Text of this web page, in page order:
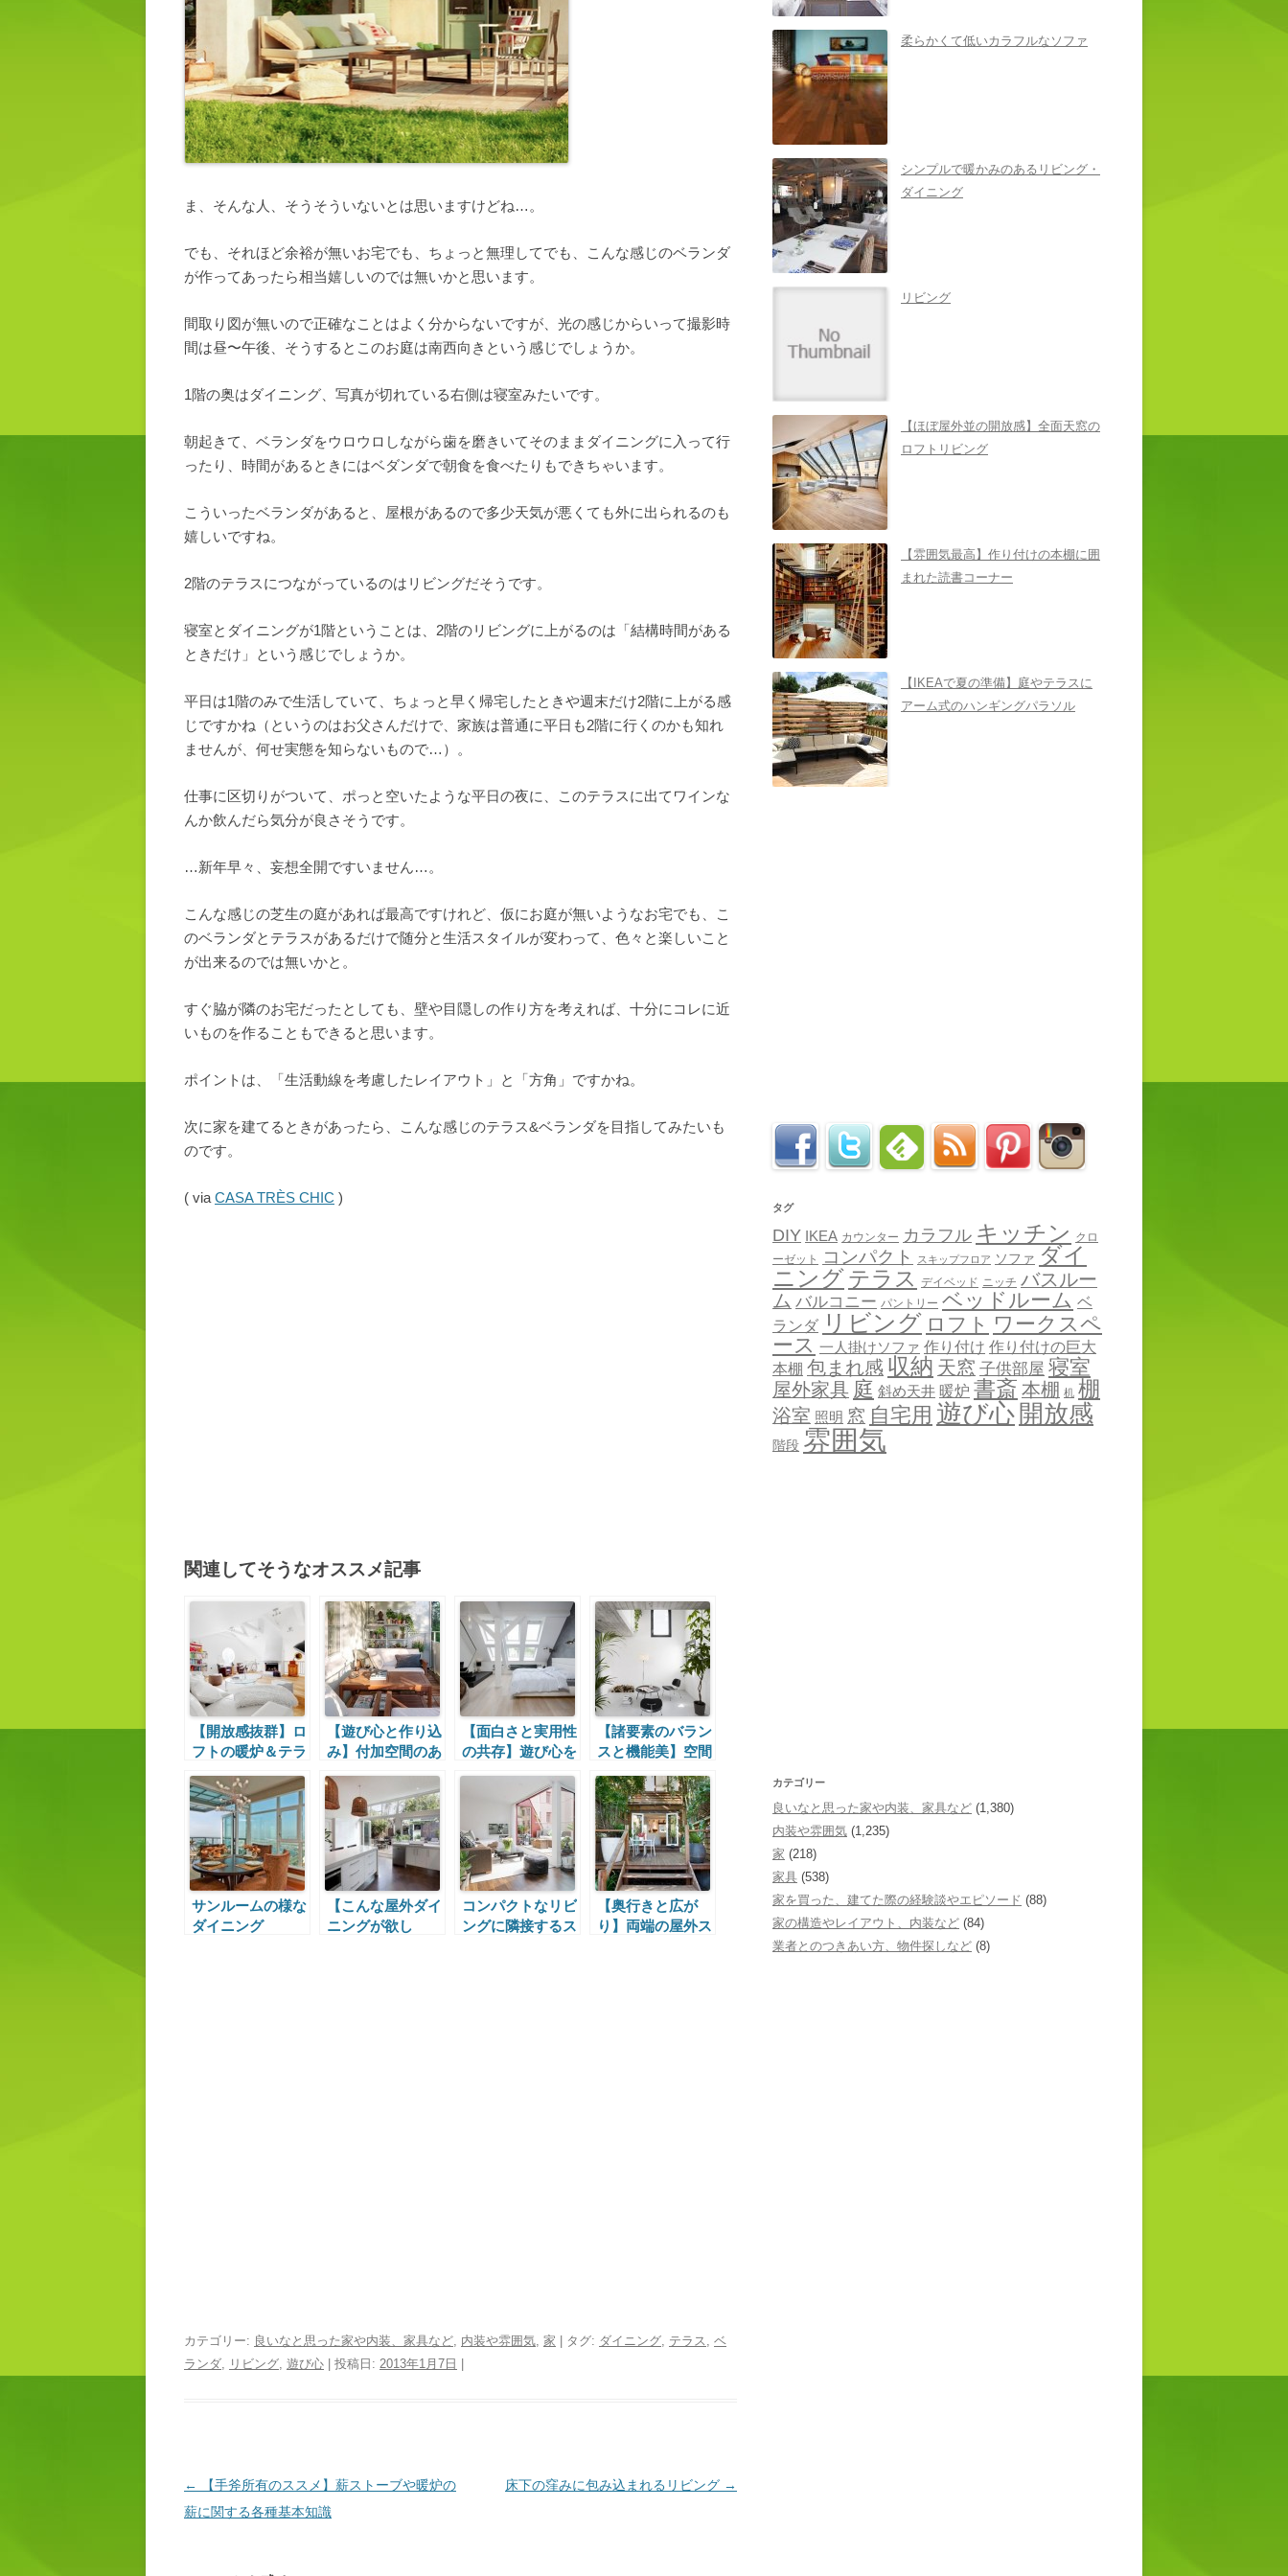
ま、そんな人、そうそういないとは思いますけどね…。
でも、それほど余裕が無いお宅でも、ちょっと無理してでも、こんな感じのベランダ
が作ってあったら相当嬉しいのでは無いかと思います。
間取り図が無いので正確なことはよく分からないですが、光の感じからいって撮影時
間は昼〜午後、そうするとこのお庭は南西向きという感じでしょうか。
1階の奥はダイニング、写真が切れている右側は寝室みたいです。
朝起きて、ベランダをウロウロしながら歯を磨きいてそのままダイニングに入って行
ったり、時間があるときにはベダンダで朝食を食べたりもできちゃいます。
こういったベランダがあると、屋根があるので多少天気が悪くても外に出られるのも
嬉しいですね。
2階のテラスにつながっているのはリビングだそうです。
寝室とダイニングが1階ということは、2階のリビングに上がるのは「結構時間がある
ときだけ」という感じでしょうか。
平日は1階のみで生活していて、ちょっと早く帰宅したときや週末だけ2階に上がる感
じですかね（というのはお父さんだけで、家族は普通に平日も2階に行くのかも知れ
ませんが、何せ実態を知らないもので…）。
仕事に区切りがついて、ポっと空いたような平日の夜に、このテラスに出てワインな
んか飲んだら気分が良さそうです。
…新年早々、妄想全開ですいません…。
こんな感じの芝生の庭があれば最高ですけれど、仮にお庭が無いようなお宅でも、こ
のベランダとテラスがあるだけで随分と生活スタイルが変わって、色々と楽しいこと
が出来るのでは無いかと。
すぐ脇が隣のお宅だったとしても、壁や目隠しの作り方を考えれば、十分にコレに近
いものを作ることもできると思います。
ポイントは、「生活動線を考慮したレイアウト」と「方角」ですかね。
次に家を建てるときがあったら、こんな感じのテラス&ベランダを目指してみたいも
のです。
( via CASA TRÈS CHIC )
関連してそうなオススメ記事
【開放感抜群】ロ
フトの暖炉＆テラ
【遊び心と作り込
み】付加空間のあ
ス
【面白さと実用性
の共存】遊び心を
【諸要素のバラン
スと機能美】空間
サンルームの様な
ダイニング
【こんな屋外ダイ
ニングが欲し
コンパクトなリビ
ングに隣接するス
【奥行きと広が
り】両端の屋外ス
カテゴリー: 良いなと思った家や内装、家具など, 内装や雰囲気, 家 | タグ: ダイニング, テラス , ベ
ランダ, リビング, 遊び心 | 投稿日: 2013年1月7日
投稿ナビゲーション
←
【手斧所有のススメ】薪ストーブや暖炉の
薪に関する各種基本知識
床下の窪みに包み込まれるリビング →
柔らかくて低いカラフルなソファ
シンプルで暖かみのあるリビング・
ダイニング
リビング
【ほぼ屋外並の開放感】全面天窓の
ロフトリビング
【雰囲気最高】作り付けの本棚に囲
まれた読書コーナー
【IKEAで夏の準備】庭やテラスに
アーム式のハンギングパラソル
タグ
DIY IKEA カウンター カラフル キッチン クロ
ーゼット
コンパクト スキップフロア ソファ ダイ
ニングテラス デイベッド ニッチ バスルー
ム バルコニー パントリー ベッドルーム ベ
ランダ リビング ロフト ワークスペ
ース 一人掛けソファ 作り付け 作り付けの巨大
本棚 包まれ感 収納 天窓 子供部屋 寝室
屋外家具 庭 斜め天井 暖炉 書斎 本棚 机 棚
浴室 照明 窓 自宅用 遊び心 開放感
階段 雰囲気
カテゴリー
良いなと思った家や内装、家具など (1,380)
内装や雰囲気 (1,235)
家 (218)
家具 (538)
家を買った、建てた際の経験談やエピソード (88)
家の構造やレイアウト、内装など (84)
業者とのつきあい方、物件探しなど (8)